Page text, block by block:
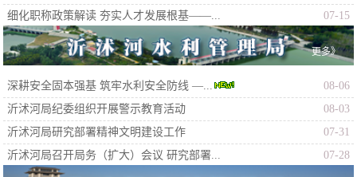
细化职称政策解读 夯实人才发展根基——...
07-15
更多》
深耕安全固本强基 筑牢水利安全防线 —...
08-06
沂沭河局纪委组织开展警示教育活动
08-03
沂沭河局研究部署精神文明建设工作
07-31
沂沭河局召开局务（扩大）会议 研究部署...
07-28